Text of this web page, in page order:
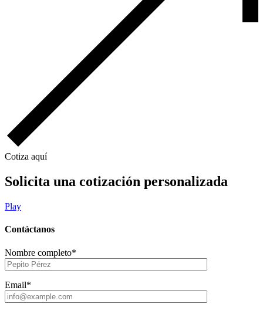
Cotiza aquí
Solicita una cotización personalizada
Play
Contáctanos
Nombre completo*
Email*